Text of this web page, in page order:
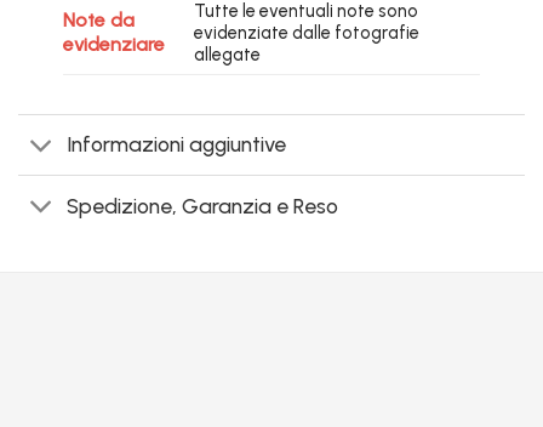
Note da
evidenziare
Tutte le eventuali note sono
evidenziate dalle fotografie
allegate
Informazioni aggiuntive
Spedizione, Garanzia e Reso